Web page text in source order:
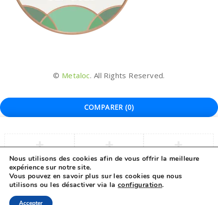
© Metaloc. All Rights Reserved.
Nous utilisons des cookies afin de vous offrir la meilleure
expérience sur notre site.
Vous pouvez en savoir plus sur les cookies que nous
utilisons ou les désactiver via la configuration.
Accepter
COMPARER (0)
COMPARER
Remove all products